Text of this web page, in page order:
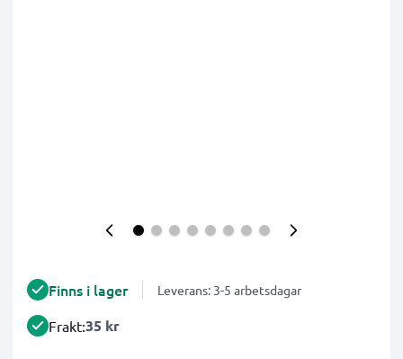
Finns i lager Leverans: 3-5 arbetsdagar
Frakt:35 kr